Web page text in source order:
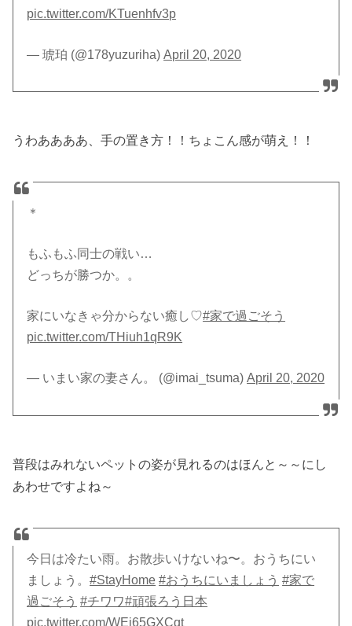
pic.twitter.com/KTuenhfv3p
— 琥珀 (@178yuzuriha)April 20, 2020
うわああああ、手の置き方！！ちょこん感が萌え！！
＊
もふもふ同士の戦い…
どっちが勝つか。。
家にいなきゃ分からない癒し♡#家で過ごそう
pic.twitter.com/THiuh1qR9K
— いまい家の妻さん。 (@imai_tsuma)April 20, 2020
普段はみれないペットの姿が見れるのはほんと～～にし
あわせですよね～
今日は冷たい雨。お散歩いけないね〜。おうちにい
ましょう。#StayHome #おうちにいましょう #家で
過ごそう #チワワ#頑張ろう日本
pic.twitter.com/WEi65GXCqt